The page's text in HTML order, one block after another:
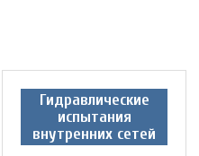
Гидравлические
испытания
внутренних сетей